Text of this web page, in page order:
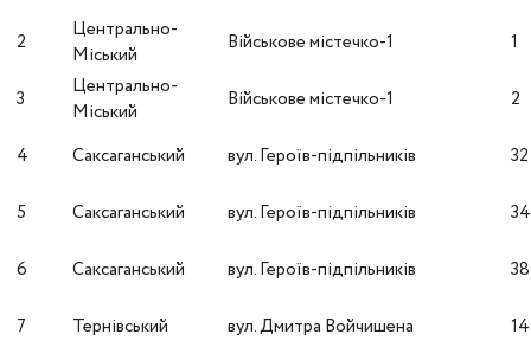
2
Центрально-
Міський
Військове містечко-1 1
3
Центрально-
Міський
Військове містечко-1 2
4 Саксаганський вул. Героїв-підпільників 32
5 Саксаганський вул. Героїв-підпільників 34
6 Саксаганський вул. Героїв-підпільників 38
7 Тернівський вул. Дмитра Войчишена 14